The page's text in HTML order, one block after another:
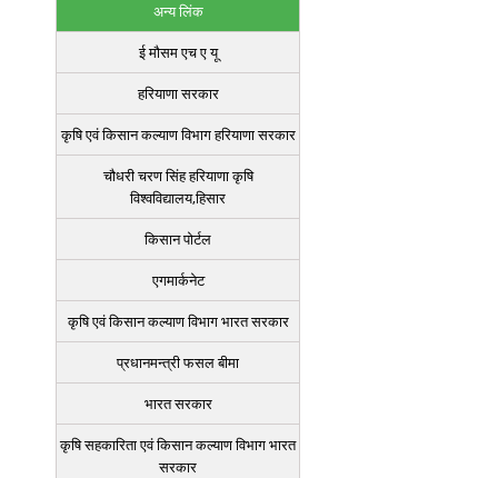
अन्य लिंक
ई मौसम एच ए यू
हरियाणा सरकार
कृषि एवं किसान कल्याण विभाग हरियाणा सरकार
चौधरी चरण सिंह हरियाणा कृषि
विश्वविद्यालय,हिसार
किसान पोर्टल
एगमार्कनेट
कृषि एवं किसान कल्याण विभाग भारत सरकार
प्रधानमन्त्री फसल बीमा
भारत सरकार
कृषि सहकारिता एवं किसान कल्याण विभाग भारत
सरकार